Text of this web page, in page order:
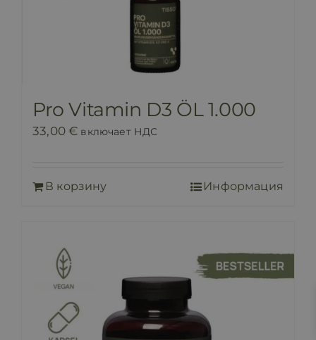
Pro Vitamin D3 ÖL 1.000
33,00€ включает НДС
В корзину Информация